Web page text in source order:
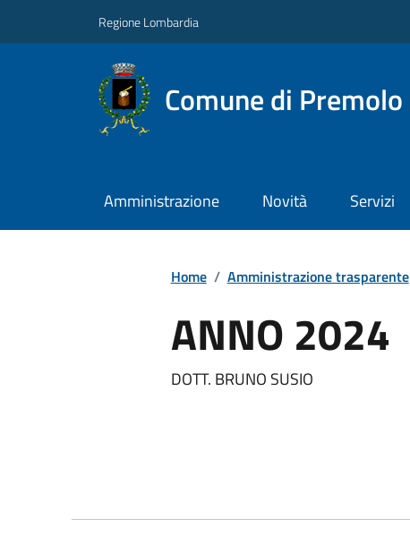
Regione Lombardia
Comune di Premolo
Amministrazione Novità Servizi
Home / Amministrazione trasparente
ANNO 2024
DOTT. BRUNO SUSIO